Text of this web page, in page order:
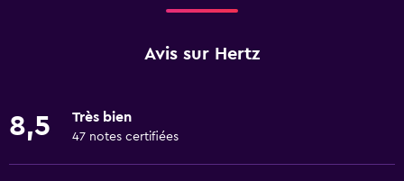
Avis sur Hertz
8,5 Très bien
47 notes certifiées